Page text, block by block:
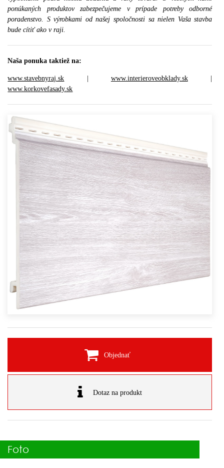
ponúkaných produktov zabezpečujeme v prípade potreby odborné
poradenstvo. S výrobkami od našej spoločnosti sa nielen Vaša stavba
bude cítiť ako v raji.
Naša ponuka taktiež na:
www.stavebnyraj.sk | www.interieroveobklady.sk|
www.korkovefasady.sk
Objednať
Dotaz na produkt
Foto